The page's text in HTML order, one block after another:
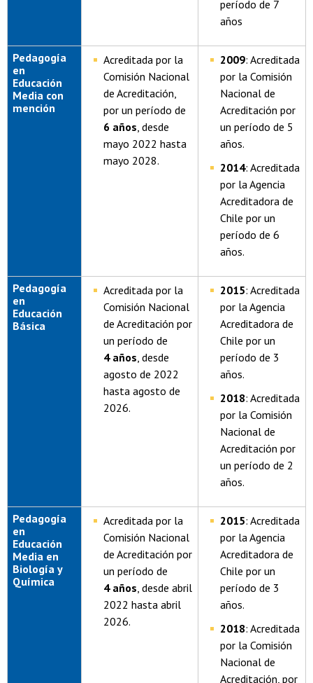
período de 7
años
Pedagogía
en
Educación
Media con
mención
Acreditada por la
Comisión Nacional
de Acreditación,
por un período de
6 años, desde
mayo 2022 hasta
mayo 2028.
2009: Acreditada
por la Comisión
Nacional de
Acreditación por
un período de 5
años.
2014: Acreditada
por la Agencia
Acreditadora de
Chile por un
período de 6
años.
Pedagogía
en
Educación
Básica
Acreditada por la
Comisión Nacional
de Acreditación por
un período de
4 años, desde
agosto de 2022
hasta agosto de
2026.
2015: Acreditada
por la Agencia
Acreditadora de
Chile por un
período de 3
años.
2018: Acreditada
por la Comisión
Nacional de
Acreditación por
un período de 2
años.
Pedagogía
en
Educación
Media en
Biología y
Química
Acreditada por la
Comisión Nacional
de Acreditación por
un período de
4 años, desde abril
2022 hasta abril
2026.
2015: Acreditada
por la Agencia
Acreditadora de
Chile por un
período de 3
años.
2018: Acreditada
por la Comisión
Nacional de
Acreditación, por